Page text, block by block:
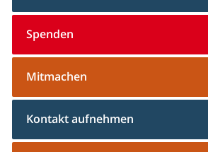
Spenden
Mitmachen
Kontakt aufnehmen